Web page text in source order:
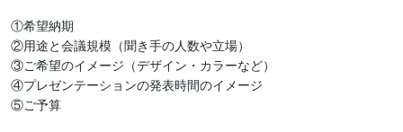
①希望納期
②用途と会議規模（聞き手の人数や立場）
③ご希望のイメージ（デザイン・カラーなど）
④プレゼンテーションの発表時間のイメージ
⑤ご予算